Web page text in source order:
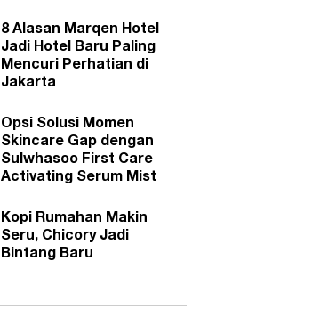
8 Alasan Marqen Hotel
Jadi Hotel Baru Paling
Mencuri Perhatian di
Jakarta
Opsi Solusi Momen
Skincare Gap dengan
Sulwhasoo First Care
Activating Serum Mist
Kopi Rumahan Makin
Seru, Chicory Jadi
Bintang Baru